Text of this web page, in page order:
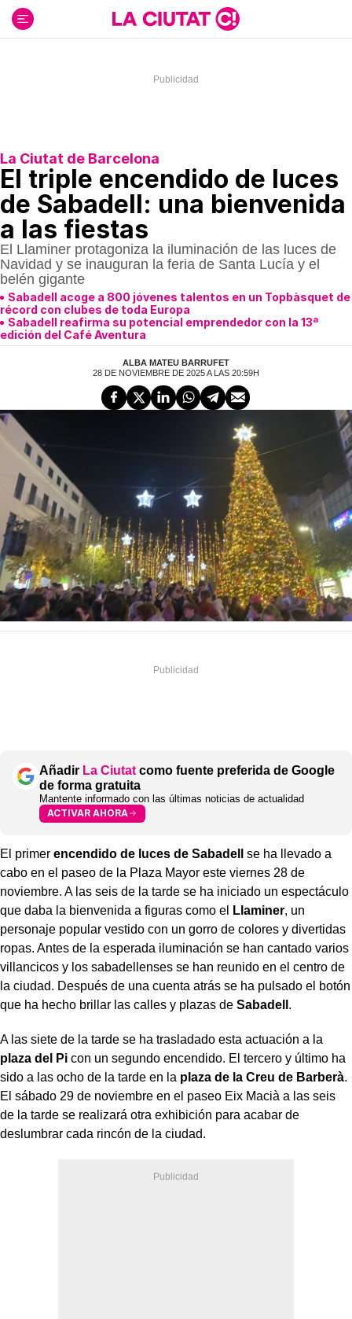
contenido
La Ciutat de Barcelona
El triple encendido de luces
de Sabadell: una bienvenida
a las fiestas
El Llaminer protagoniza la iluminación de las luces de
Navidad y se inauguran la feria de Santa Lucía y el
belén gigante
Sabadell acoge a 800 jóvenes talentos en un Topbàsquet de
récord con clubes de toda Europa
Sabadell reafirma su potencial emprendedor con la 13ª
edición del Café Aventura
ALBA MATEU BARRUFET
28 DE NOVIEMBRE DE 2025 A LAS 20:59H
Añadir La Ciutat como fuente preferida de Google
de forma gratuita
Mantente informado con las últimas noticias de actualidad
ACTIVAR AHORA
El primer encendido de luces de Sabadell
se ha llevado a
cabo en el paseo de la Plaza Mayor este viernes 28 de
noviembre. A las seis de la tarde se ha iniciado un espectáculo
que daba la bienvenida a figuras como el
Llaminer, un
personaje popular vestido con un gorro de colores y divertidas
ropas. Antes de la esperada iluminación se han cantado varios
villancicos y los sabadellenses se han reunido en el centro de
la ciudad. Después de una cuenta atrás se ha pulsado el botón
que ha hecho brillar las calles y plazas de Sabadell .
A las siete de la tarde se ha trasladado esta actuación a la
plaza del Pi con un segundo encendido. El tercero y último ha
sido a las ocho de la tarde en la plaza de la Creu de Barberà.
El sábado 29 de noviembre en el paseo Eix Macià a las seis
de la tarde se realizará otra exhibición para acabar de
deslumbrar cada rincón de la ciudad.